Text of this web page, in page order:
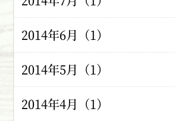
2014年6月（1）
2014年5月（1）
2014年4月（1）